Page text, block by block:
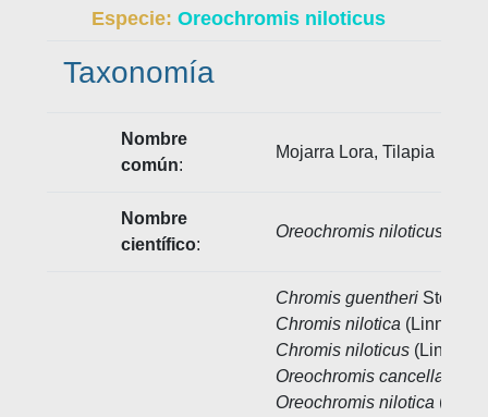
Especie: Oreochromis niloticus
Taxonomía
Nombre
común:
Mojarra Lora, Tilapia
Nombre
científico:
Oreochromis niloticus
Chromis guentheri
Chromis nilotica
Chromis niloticus
Oreochromis cancellatus
Oreochromis nilotica